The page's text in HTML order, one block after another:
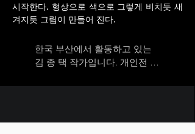
시작한다. 형상으로 색으로 그렇게 비치듯 새
겨지듯 그림이 만들어 진다.
한국 부산에서 활동하고 있는
김 종 택 작가입니다. 개인전 8
였고